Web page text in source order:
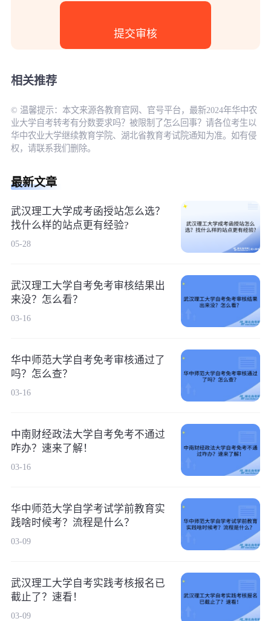
相关推荐
© 温馨提示：本文来源各教育官网、官号平台，最新2024年华中农
业大学自考转考有分数要求吗？被限制了怎么回事？请各位考生以
华中农业大学继续教育学院、湖北省教育考试院通知为准。如有侵
权，请联系我们删除。
最新文章
武汉理工大学成考函授站怎么选？
找什么样的站点更有经验?
05-28
武汉理工大学自考免考审核结果出
来没？怎么看？
03-16
华中师范大学自考免考审核通过了
吗？怎么查？
03-16
中南财经政法大学自考免考不通过
咋办？速来了解！
03-16
华中师范大学自学考试学前教育实
践啥时候考？流程是什么？
03-09
武汉理工大学自考实践考核报名已
截止了？速看！
03-09